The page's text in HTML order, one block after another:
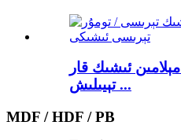
ئىشىك قار
تېيىلىش ...
MDF / HDF / PB